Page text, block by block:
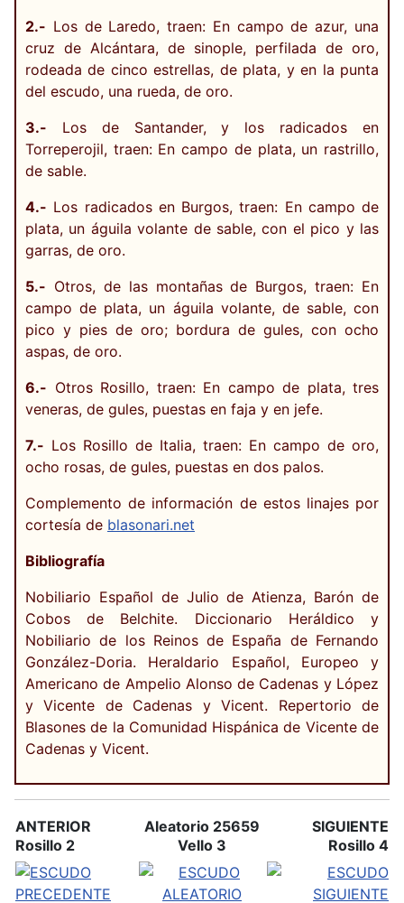
2.- Los de Laredo, traen: En campo de azur, una
cruz de Alcántara, de sinople, perfilada de oro,
rodeada de cinco estrellas, de plata, y en la punta
del escudo, una rueda, de oro.
3.- Los de Santander, y los radicados en
Torreperojil, traen: En campo de plata, un rastrillo,
de sable.
4.- Los radicados en Burgos, traen: En campo de
plata, un águila volante de sable, con el pico y las
garras, de oro.
5.- Otros, de las montañas de Burgos, traen: En
campo de plata, un águila volante, de sable, con
pico y pies de oro; bordura de gules, con ocho
aspas, de oro.
6.- Otros Rosillo, traen: En campo de plata, tres
veneras, de gules, puestas en faja y en jefe.
7.- Los Rosillo de Italia, traen: En campo de oro,
ocho rosas, de gules, puestas en dos palos.
Complemento de información de estos linajes por
cortesía de blasonari.net
Bibliografía
Nobiliario Español de Julio de Atienza, Barón de
Cobos de Belchite. Diccionario Heráldico y
Nobiliario de los Reinos de España de Fernando
González-Doria. Heraldario Español, Europeo y
Americano de Ampelio Alonso de Cadenas y López
y Vicente de Cadenas y Vicent. Repertorio de
Blasones de la Comunidad Hispánica de Vicente de
Cadenas y Vicent.
ANTERIOR
Rosillo 2
Aleatorio 25659
Vello 3
SIGUIENTE
Rosillo 4